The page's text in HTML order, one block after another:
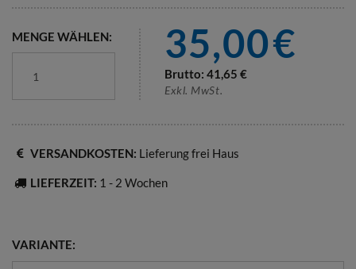
MENGE WÄHLEN: 35,00€
Brutto: 41,65 €
Exkl. MwSt.
VERSANDKOSTEN: Lieferung frei Haus
LIEFERZEIT: 1 - 2 Wochen
VARIANTE: